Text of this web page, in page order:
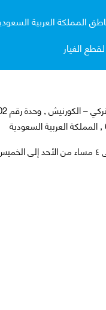
المملكة العربية
الغيار